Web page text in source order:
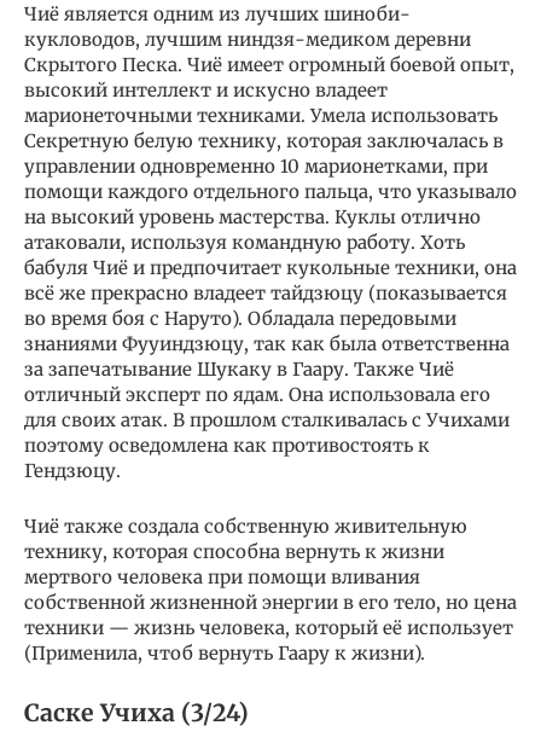
Чиё является одним из лучших шиноби-
кукловодов, лучшим ниндзя-медиком деревни
Скрытого Песка. Чиё имеет огромный боевой опыт,
высокий интеллект и искусно владеет
марионеточными техниками. Умела использовать
Секретную белую технику, которая заключалась в
управлении одновременно 10 марионетками, при
помощи каждого отдельного пальца, что указывало
на высокий уровень мастерства. Куклы отлично
атаковали, используя командную работу. Хоть
бабуля Чиё и предпочитает кукольные техники, она
всё же прекрасно владеет тайдзюцу (показывается
во время боя с Наруто). Обладала передовыми
знаниями Фууиндзюцу, так как была ответственна
за запечатывание Шукаку в Гаару. Также Чиё
отличный эксперт по ядам. Она использовала его
для своих атак. В прошлом сталкивалась с Учихами
поэтому осведомлена как противостоять к
Гендзюцу.
Чиё также создала собственную живительную
технику, которая способна вернуть к жизни
мертвого человека при помощи вливания
собственной жизненной энергии в его тело, но цена
техники — жизнь человека, который её использует
(Применила, чтоб вернуть Гаару к жизни).
Саске Учиха (3/24)